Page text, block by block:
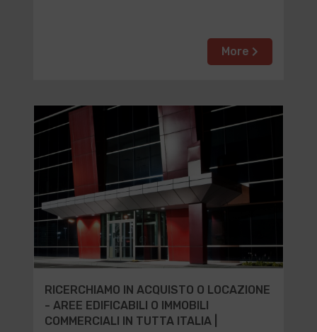
More
RICERCHIAMO IN ACQUISTO O LOCAZIONE
- AREE EDIFICABILI O IMMOBILI
COMMERCIALI IN TUTTA ITALIA |